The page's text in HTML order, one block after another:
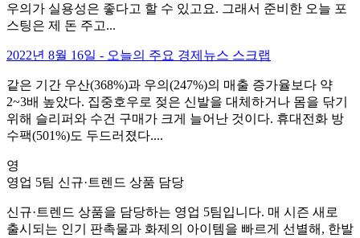
우의가 실용성은 좋다고 할 수 있고요. 그래서 준비한 오늘 포
스팅은 제 돈 주고...
2022년 8월 16일 - 오늘의 주요 경제뉴스 스크랩
같은 기간 우산(368%)과 우의(247%)의 매출 증가율보다 약
2~3배 높았다. 집중호우로 젖은 신발을 대체하거나 몸을 닦기
위해 슬리퍼와 수건 구매가 크게 늘어난 것이다. 휴대전화 방
수팩(501%)도 두드러졌다....
영
영업 5팀 신규·트렌드 상품 담당
신규·트렌드 상품을 담당하는 영업 5팀입니다. 매 시즌 새로
출시되는 인기 판촉물과 화제의 아이템을 빠르게 선별해, 한발